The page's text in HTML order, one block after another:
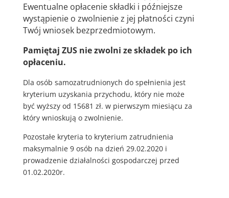
Ewentualne opłacenie składki i późniejsze
wystąpienie o zwolnienie z jej płatności czyni
Twój wniosek bezprzedmiotowym.
Pamiętaj ZUS nie zwolni ze składek po ich
opłaceniu.
Dla osób samozatrudnionych do spełnienia jest
kryterium uzyskania przychodu, który nie może
być wyższy od 15681 zł. w pierwszym miesiącu za
który wnioskują o zwolnienie.
Pozostałe kryteria to kryterium zatrudnienia
maksymalnie 9 osób na dzień 29.02.2020 i
prowadzenie działalności gospodarczej przed
01.02.2020r.